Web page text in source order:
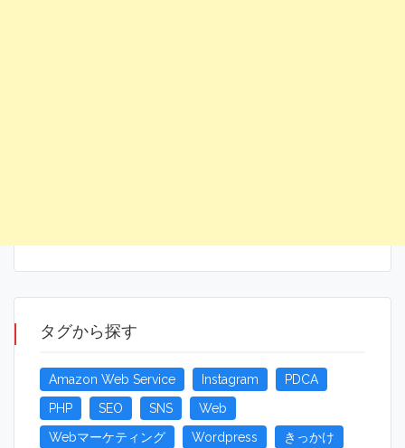
タグから探す
Amazon Web Service Instagram
PDCA
PHP
SEO SNS
Web
Webマーケティング
Wordpress
きっかけ